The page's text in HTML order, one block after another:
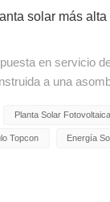
solar más
en servicio
a una
redefiniendo
ofrece
utilizados en
altitudes
Planta Solar
Topcon Energía